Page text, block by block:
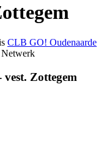
CLB GO! Oudenaarde
Zottegem